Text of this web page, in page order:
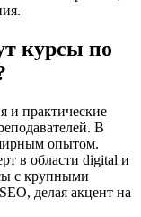
курсы по
и практические
В
опытом.
в области digital и
с крупными
делая акцент на